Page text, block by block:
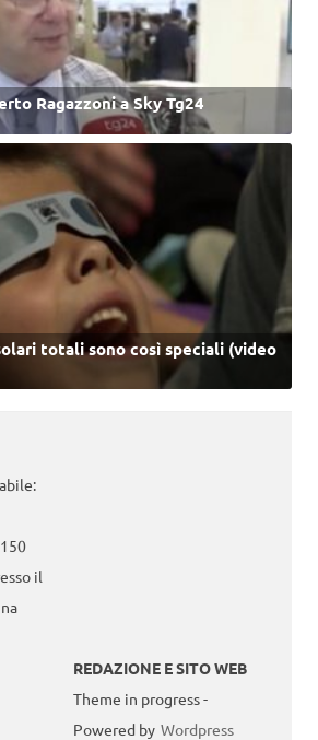
Ragazzoni a Sky Tg24
totali sono così speciali (video
il
REDAZIONE E SITO WEB
Theme in progress -
Powered by Wordpress